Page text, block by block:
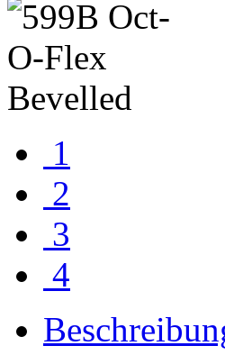
1
2
3
4